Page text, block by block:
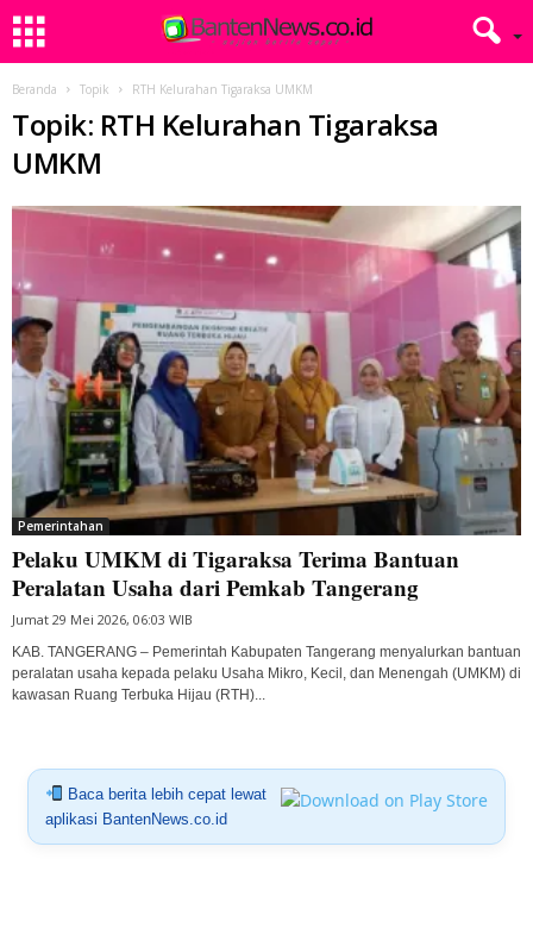
Beranda Topik RTH Kelurahan Tigaraksa UMKM
Topik: RTH Kelurahan Tigaraksa
UMKM
Pemerintahan
Pelaku UMKM di Tigaraksa Terima Bantuan
Peralatan Usaha dari Pemkab Tangerang
Jumat 29 Mei 2026, 06:03 WIB
KAB. TANGERANG – Pemerintah Kabupaten Tangerang menyalurkan bantuan
peralatan usaha kepada pelaku Usaha Mikro, Kecil, dan Menengah (UMKM) di
kawasan Ruang Terbuka Hijau (RTH)...
Baca berita lebih cepat lewat
aplikasi BantenNews.co.id